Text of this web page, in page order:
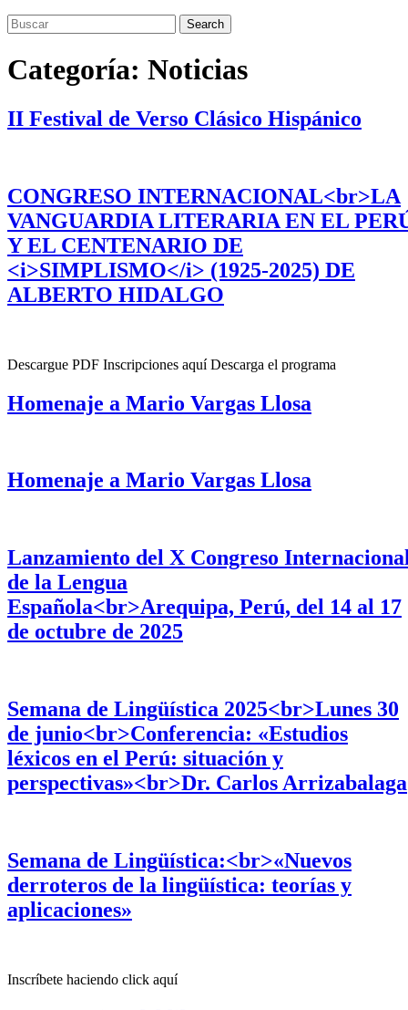
Search
Categoría: Noticias
II Festival de Verso Clásico Hispánico
CONGRESO INTERNACIONAL<br>LA
VANGUARDIA LITERARIA EN EL
Y EL CENTENARIO DE
<i>SIMPLISMO</i> (1925-2025) DE
ALBERTO HIDALGO
Descargue PDF Inscripciones aquí Descarga el programa
Homenaje a Mario Vargas Llosa
Homenaje a Mario Vargas Llosa
Lanzamiento del X Congreso
de la Lengua
Española<br>Arequipa, Perú, del 14 al 17
de octubre de 2025
Semana de Lingüística 2025<br>Lunes 30
de junio<br>Conferencia: «Estudios
léxicos en el Perú: situación y
perspectivas»<br>Dr. Carlos Arrizabalaga
Semana de Lingüística:<br>«Nuevos
derroteros de la lingüística: teorías y
aplicaciones»
Inscríbete haciendo click aquí